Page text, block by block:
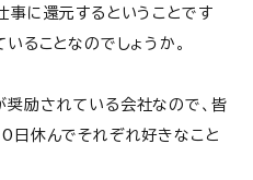
事に還元するということです
ることなのでしょうか。
励されている会社なので、皆
日休んでそれぞれ好きなこと